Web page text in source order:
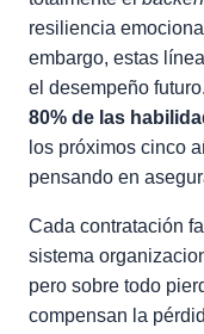
resiliencia
embargo, estas
el desempeño
80% de las
los próximos cinco
pensando en
Cada contratación
sistema
pero sobre todo
compensan la